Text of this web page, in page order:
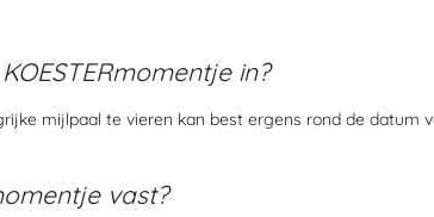
in?
mijlpaal te vieren kan best ergens rond de datum
vast?